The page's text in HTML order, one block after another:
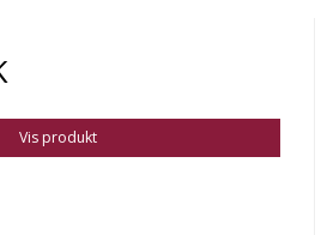
Vis produkt